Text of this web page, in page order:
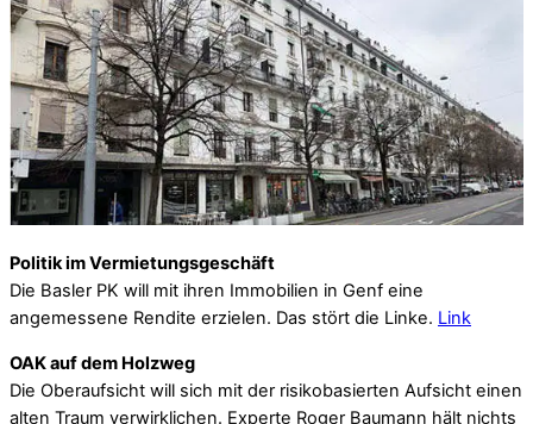
Politik im Vermietungsgeschäft
Die Basler PK will mit ihren Immobilien in Genf eine
angemessene Rendite erzielen. Das stört die Linke. Link
OAK auf dem Holzweg
Die Oberaufsicht will sich mit der risikobasierten Aufsicht einen
alten Traum verwirklichen. Experte Roger Baumann hält nichts